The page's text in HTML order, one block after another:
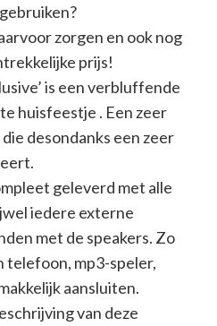
zorgen en ook nog
prijs!
is een verbluffende
huisfeestje . Een zeer
desondanks een zeer
geleverd met alle
iedere externe
met de speakers. Zo
telefoon, mp3-speler,
aansluiten.
van deze